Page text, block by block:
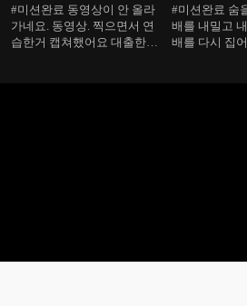
#미션완료 동영상이 안 올라
가네요. 동영상. 찍으면서 연
습한거 캡쳐했어요 대출한도
#미션완료 숨
배를 내밀고
배를 다시 집